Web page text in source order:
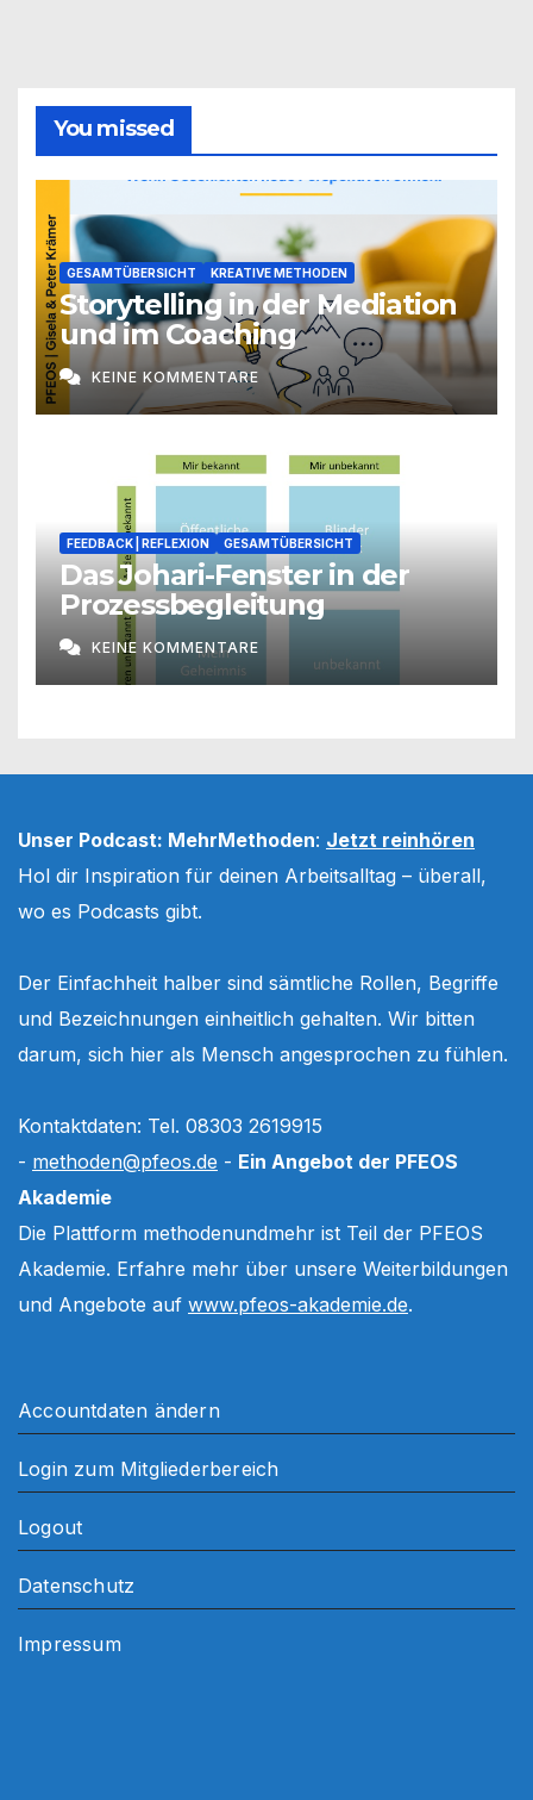
You missed
GESAMTÜBERSICHT KREATIVE METHODEN
Storytelling in der Mediation
und im Coaching
KEINE KOMMENTARE
FEEDBACK | REFLEXION GESAMTÜBERSICHT
Das Johari-Fenster in der
Prozessbegleitung
KEINE KOMMENTARE
Unser Podcast: MehrMethoden: Jetzt reinhören
Hol dir Inspiration für deinen Arbeitsalltag – überall,
wo es Podcasts gibt.
Der Einfachheit halber sind sämtliche Rollen, Begriffe
und Bezeichnungen einheitlich gehalten. Wir bitten
darum, sich hier als Mensch angesprochen zu fühlen.
Kontaktdaten: Tel. 08303 2619915
- methoden@pfeos.de - Ein Angebot der PFEOS
Akademie
Die Plattform methodenundmehr ist Teil der PFEOS
Akademie. Erfahre mehr über unsere Weiterbildungen
und Angebote auf www.pfeos-akademie.de.
Accountdaten ändern
Login zum Mitgliederbereich
Logout
Datenschutz
Impressum